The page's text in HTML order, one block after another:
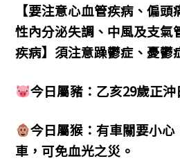
【要注意心血管疾病、偏
性內分泌失調、中風及支氣
疾病】須注意躁鬱症、憂鬱
今日屬豬：乙亥29歲正沖
今日屬猴：有車關要小
車，可免血光之災。